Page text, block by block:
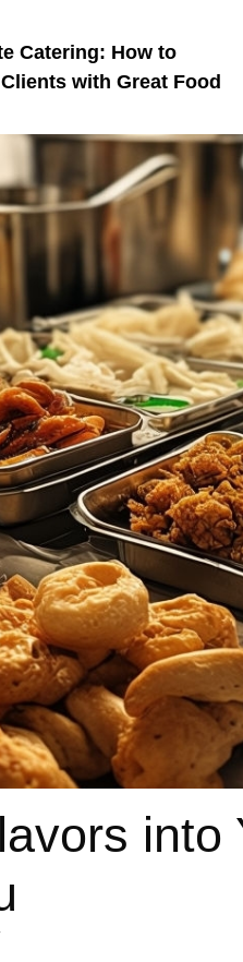
Catering: How to
with Great Food
into